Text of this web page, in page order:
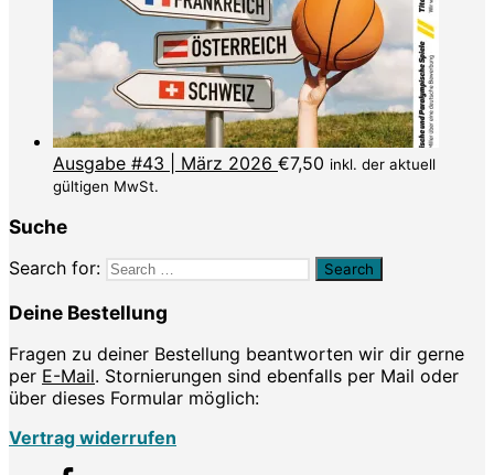
Ausgabe #43 | März 2026 €7,50 inkl. der aktuell
gültigen MwSt.
Suche
Search for:
Deine Bestellung
Fragen zu deiner Bestellung beantworten wir dir gerne
per E-Mail. Stornierungen sind ebenfalls per Mail oder
über dieses Formular möglich:
Vertrag widerrufen